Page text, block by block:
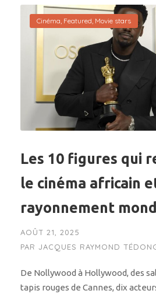
Cinéma, Featured, Movie stars
Les 10 figures qui
le cinéma africain
rayonnement
AOÛT 21, 2025
PAR JACQUES RAYMOND
De Nollywood à Hollywood, des
tapis rouges de Cannes, dix